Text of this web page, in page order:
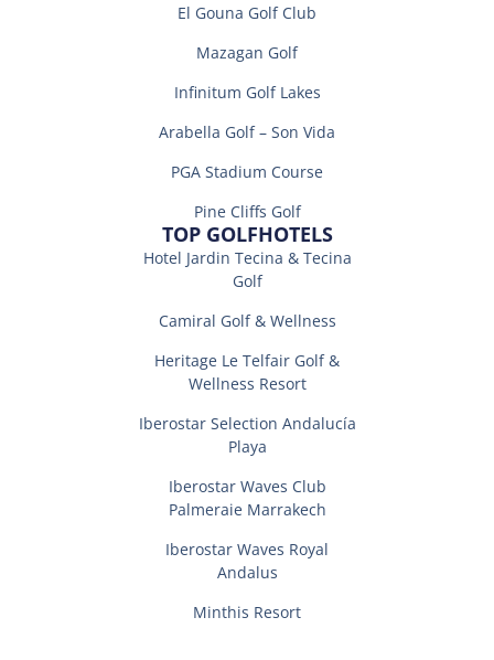
El Gouna Golf Club
Mazagan Golf
Infinitum Golf Lakes
Arabella Golf – Son Vida
PGA Stadium Course
Pine Cliffs Golf
TOP GOLFHOTELS
Hotel Jardin Tecina & Tecina
Golf
Camiral Golf & Wellness
Heritage Le Telfair Golf &
Wellness Resort
Iberostar Selection Andalucí­a
Playa
Iberostar Waves Club
Palmeraie Marrakech
Iberostar Waves Royal
Andalus
Minthis Resort